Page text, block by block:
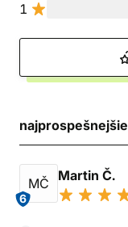
1
najprospešnejšie
MČ
6
Martin Č.